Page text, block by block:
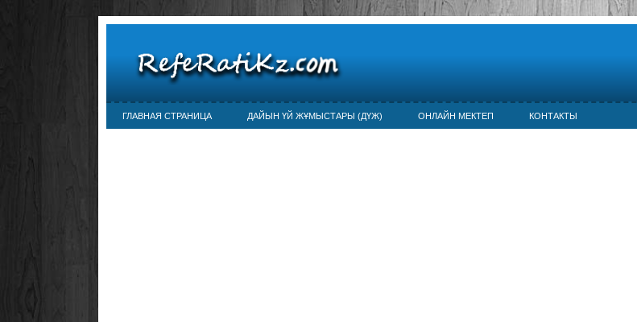
ГЛАВНАЯ СТРАНИЦА ДАЙЫН ҮЙ ЖҰМЫСТАРЫ (ДҮЖ) ОНЛАЙН МЕКТЕП КОНТАКТЫ